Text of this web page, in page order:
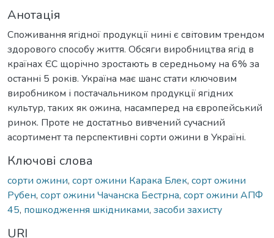
Анотація
Споживання ягідної продукції нині є світовим трендом
здорового способу життя. Обсяги виробництва ягід в
країнах ЄС щорічно зростають в середньому на 6% за
останні 5 років. Україна має шанс стати ключовим
виробником і постачальником продукції ягідних
культур, таких як ожина, насамперед на європейський
ринок. Проте не достатньо вивчений сучасний
асортимент та перспективні сорти ожини в Україні.
Ключові слова
сорти ожини, сорт ожини Карака Блек, сорт ожини
Рубен, сорт ожини Чачанска Бестрна, сорт ожини АПФ
45, пошкодження шкідниками, засоби захисту
URI